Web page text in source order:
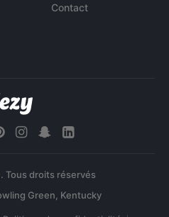
Contact
Tous droits réservés